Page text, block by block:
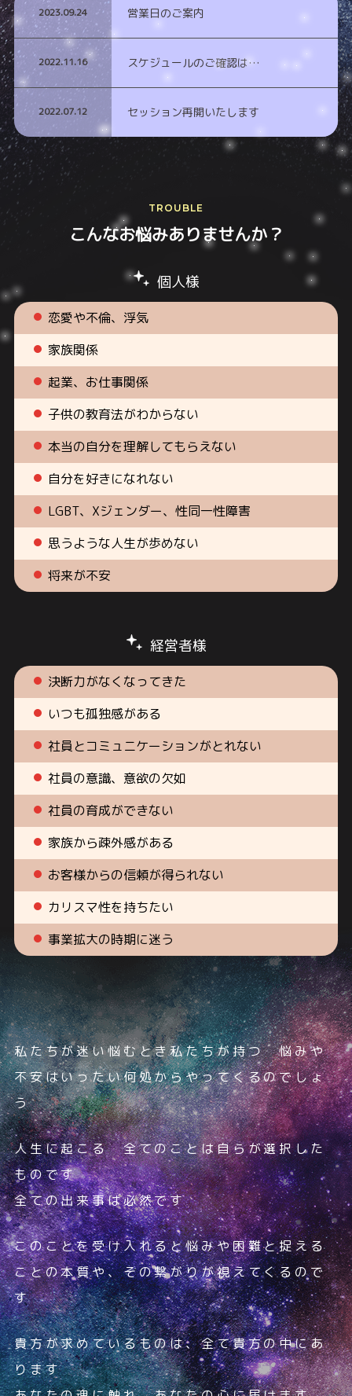
2023.09.24 営業日のご案内
2022.11.16 スケジュールのご確認は…
2022.07.12 セッション再開いたします
TROUBLE
こんなお悩みありませんか？
個人様
恋愛や不倫、浮気
家族関係
起業、お仕事関係
子供の教育法がわからない
本当の自分を理解してもらえない
自分を好きになれない
LGBT、Xジェンダー、性同一性障害
思うような人生が歩めない
将来が不安
経営者様
決断力がなくなってきた
いつも孤独感がある
社員とコミュニケーションがとれない
社員の意識、意欲の欠如
社員の育成ができない
家族から疎外感がある
お客様からの信頼が得られない
カリスマ性を持ちたい
事業拡大の時期に迷う
私たちが迷い悩むとき私たちが持つ 悩みや
不安はいったい何処からやってくるのでしょ
う
人生に起こる 全てのことは自らが選択した
ものです
全ての出来事は必然です
このことを受け入れると悩みや困難と捉える
ことの本質や、その繋がりが視えてくるので
す
貴⽅が求めているものは、全て貴⽅の中にあ
ります